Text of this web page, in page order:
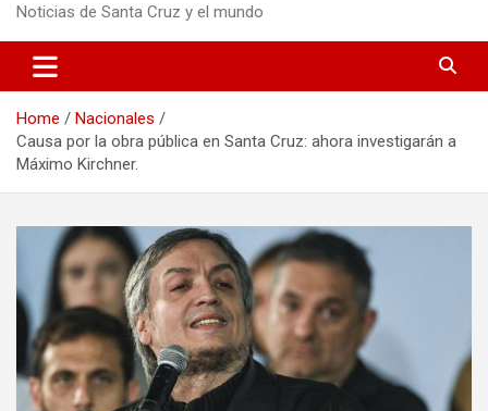
Noticias de Santa Cruz y el mundo
Home
Nacionales
Causa por la obra pública en Santa Cruz: ahora investigarán a
Máximo Kirchner.